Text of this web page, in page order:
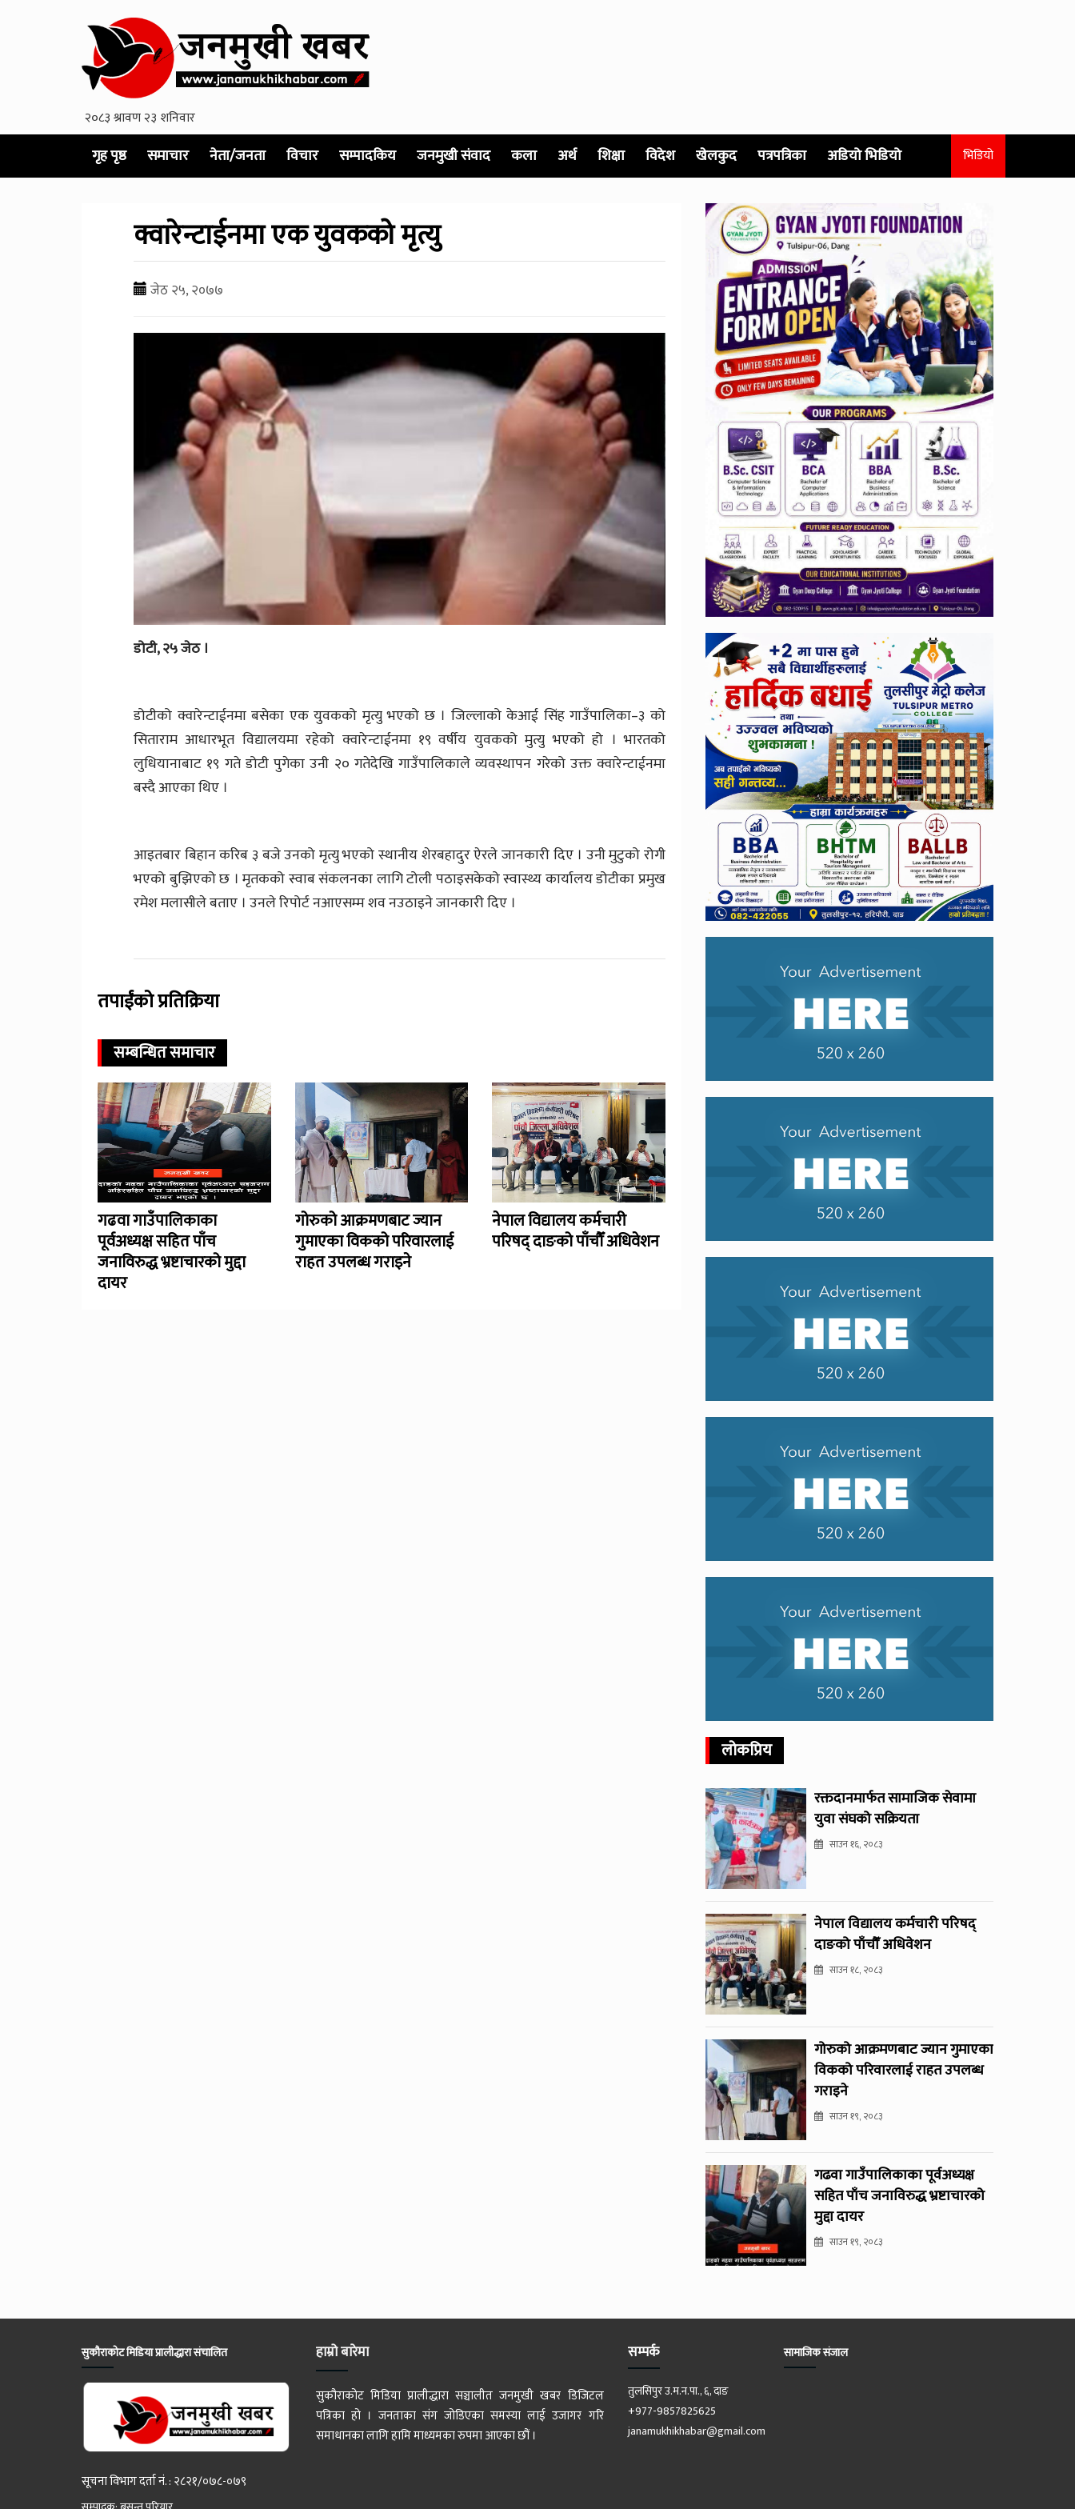
गृह पृष्ठ समाचार नेता/जनता विचार सम्पादकिय जनमुखी संवाद कला अर्थ शिक्षा विदेश खेलकुद पत्रपत्रिका अडियो भिडियो भिडियो
क्वारेन्टाईनमा एक युवकको मृत्यु
जेठ २५, २०७७
डोटी, २५ जेठ ।
डोटीको क्वारेन्टाईनमा बसेका एक युवकको मृत्यु भएको छ । जिल्लाको केआई सिंह गाउँपालिका–३ को
सिताराम आधारभूत विद्यालयमा रहेको क्वारेन्टाईनमा १९ वर्षीय युवकको मुत्यु भएको हो । भारतको
लुधियानाबाट १९ गते डोटी पुगेका उनी २० गतेदेखि गाउँपालिकाले व्यवस्थापन गरेको उक्त क्वारेन्टाईनमा
बस्दै आएका थिए ।
आइतबार बिहान करिब ३ बजे उनको मृत्यु भएको स्थानीय शेरबहादुर ऐरले जानकारी दिए । उनी मुटुको रोगी
भएको बुझिएको छ । मृतकको स्वाब संकलनका लागि टोली पठाइसकेको स्वास्थ्य कार्यालय डोटीका प्रमुख
रमेश मलासीले बताए । उनले रिपोर्ट नआएसम्म शव नउठाइने जानकारी दिए ।
तपाईंको प्रतिक्रिया
सम्बन्धित समाचार
गढवा गाउँपालिकाका
पूर्वअध्यक्ष सहित पाँच
जनाविरुद्ध भ्रष्टाचारको मुद्दा
दायर
गोरुको आक्रमणबाट ज्यान
गुमाएका विकको परिवारलाई
राहत उपलब्ध गराइने
नेपाल विद्यालय कर्मचारी
परिषद् दाङको पाँचौँ अधिवेशन
लोकप्रिय
रक्तदानमार्फत सामाजिक सेवामा
युवा संघको सक्रियता
साउन १६, २०८३
नेपाल विद्यालय कर्मचारी परिषद्
दाङको पाँचौँ अधिवेशन
साउन १८, २०८३
गोरुको आक्रमणबाट ज्यान गुमाएका
विकको परिवारलाई राहत उपलब्ध
गराइने
साउन १९, २०८३
गढवा गाउँपालिकाका पूर्वअध्यक्ष
सहित पाँच जनाविरुद्ध भ्रष्टाचारको
मुद्दा दायर
साउन १९, २०८३
सुकौराकोट मिडिया प्रालीद्धारा संचालित
सूचना विभाग दर्ता नं. : २८२१/०७८-०७९
हाम्रो बारेमा
सुकौराकोट मिडिया प्रालीद्धारा सञ्चालीत जनमुखी खबर डिजिटल
पत्रिका हो । जनताका संग जोडिएका समस्या लाई उजागर गरि
समाधानका लागि हामि माध्यमका रुपमा आएका छौं ।
सम्पर्क
तुलसिपुर उ.म.न.पा., ६, दाङ
+977-9857825625
janamukhikhabar@gmail.com
सामाजिक संजाल